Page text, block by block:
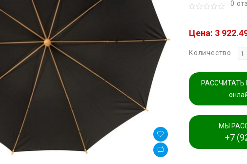
0
Цена: 3
Количество
РАССЧИТАТЬ
МЫ
+7